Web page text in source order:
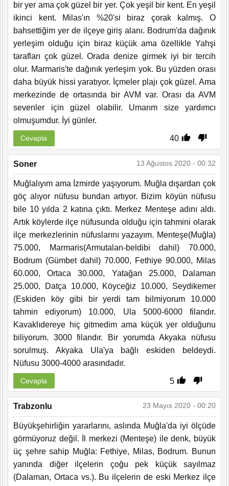
bir yer ama çok güzel bir yer. Çok yeşil bir kent. En yeşil
ikinci kent. Milas'ın %20'si biraz çorak kalmış. O
bahsettiğim yer de ilçeye giriş alanı. Bodrum'da dağınık
yerleşim olduğu için biraz küçük ama özellikle Yahşi
tarafları çok güzel. Orada denize girmek iyi bir tercih
olur. Marmaris'te dağınık yerleşim yok. Bu yüzden orası
daha büyük hissi yaratıyor. İçmeler plajı çok güzel. Ama
merkezinde de ortasında bir AVM var. Orası da AVM
sevenler için güzel olabilir. Umarım size yardımcı
olmuşumdur. İyi günler.
40
Cevapla
Soner 13 Ağustos 2020 - 00:32
Muğlalıyım ama İzmirde yaşıyorum. Muğla dışardan çok
göç alıyor nüfusu bundan artıyor. Bizim köyün nüfusu
bile 10 yılda 2 katına çıktı. Merkez Menteşe adını aldı.
Artık köylerde ilçe nüfusunda olduğu için tahmini olarak
ilçe merkezlerinin nüfuslarını yazayım. Menteşe(Muğla)
75.000, Marmaris(Armutalan-beldibi dahil) 70.000,
Bodrum (Gümbet dahil) 70.000, Fethiye 90.000, Milas
60.000, Ortaca 30.000, Yatağan 25.000, Dalaman
25.000, Datça 10.000, Köyceğiz 10.000, Seydikemer
(Eskiden köy gibi bir yerdi tam bilmiyorum 10.000
tahmin ediyorum) 10.000, Ula 5000-6000 filandır.
Kavaklıdereye hiç gitmedim ama küçük yer olduğunu
biliyorum. 3000 filandır. Bir yorumda Akyaka nüfusu
sorulmuş. Akyaka Ula'ya bağlı eskiden beldeydi.
Nüfusu 3000-4000 arasındadır.
5
Cevapla
Trabzonlu 23 Mayıs 2020 - 00:20
Büyükşehirliğin yararlarını, aslında Muğla'da iyi ölçüde
görmüyoruz değil. İl merkezi (Menteşe) ile denk, büyük
üç şehre sahip Muğla: Fethiye, Milas, Bodrum. Bunun
yanında diğer ilçelerin çoğu pek küçük sayılmaz
(Dalaman, Ortaca vs.). Bu ilçelerin de eski Merkez ilçe